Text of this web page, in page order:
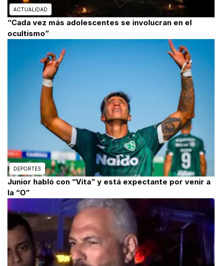
ACTUALIDAD
“Cada vez más adolescentes se involucran en el
ocultismo”
DEPORTES
Junior habló con “Vita” y está expectante por venir a
la “O”